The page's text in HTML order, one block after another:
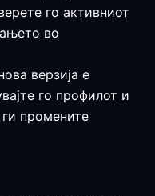
го активниот
во
верзија е
го профилот и
промените